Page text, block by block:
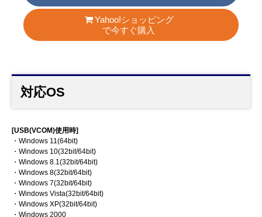
Yahoo!ショッピング
で今すぐ購入
対応OS
[USB(VCOM)使用時]
・Windows 11(64bit)
・Windows 10(32bit/64bit)
・Windows 8.1(32bit/64bit)
・Windows 8(32bit/64bit)
・Windows 7(32bit/64bit)
・Windows Vista(32bit/64bit)
・Windows XP(32bit/64bit)
・Windows 2000